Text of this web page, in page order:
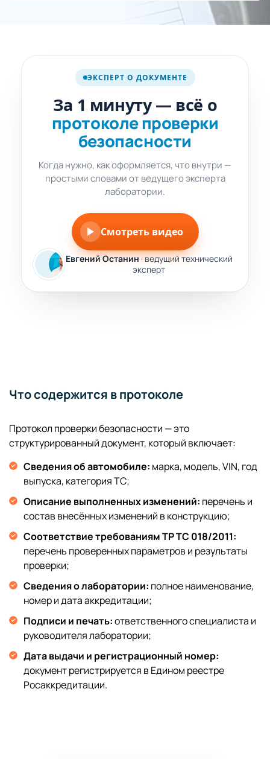
SHORT ·1 мин
безопасности
ЭКСПЕРТ О ДОКУМЕНТЕ
За 1 минуту — всё о
протоколе проверки
безопасности
Когда нужно, как оформляется, что внутри —
простыми словами от ведущего эксперта
лаборатории.
Смотреть видео
Евгений Останин· ведущий технический
эксперт
Что содержится в протоколе
Протокол проверки безопасности — это
структурированный документ, который включает:
Сведения об автомобиле: марка, модель, VIN, год
выпуска, категория ТС;
Описание выполненных изменений: перечень и
состав внесённых изменений в конструкцию;
Соответствие требованиям ТР ТС 018/2011:
перечень проверенных параметров и результаты
проверки;
Сведения о лаборатории: полное наименование,
номер и дата аккредитации;
Подписи и печать:ответственного специалиста и
руководителя лаборатории;
Дата выдачи и регистрационный номер:
документ регистрируется в Едином реестре
Росаккредитации.